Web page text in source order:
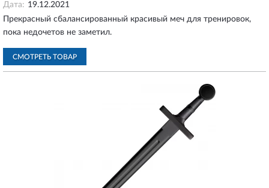
Дата: 19.12.2021
Прекрасный сбалансированный красивый меч для тренировок,
пока недочетов не заметил.
СМОТРЕТЬ ТОВАР